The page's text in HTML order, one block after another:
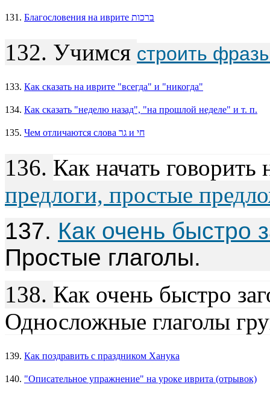
131. Благословения на иврите ברכות
132. Учимся строить
133. Как сказать на иврите "всегда" и "никогда"
134. Как сказать "неделю назад", "на прошлой неделе" и т. п.
135. Чем отличаются слова גר и חי
136. Как начать говорить
предлоги, простые
137. Как очень быстро
Простые глаголы.
138. Как очень быстро
Односложные глаголы
139. Как поздравить с праздником Ханука
140. "Описательное упражнение" на уроке иврита (отрывок)